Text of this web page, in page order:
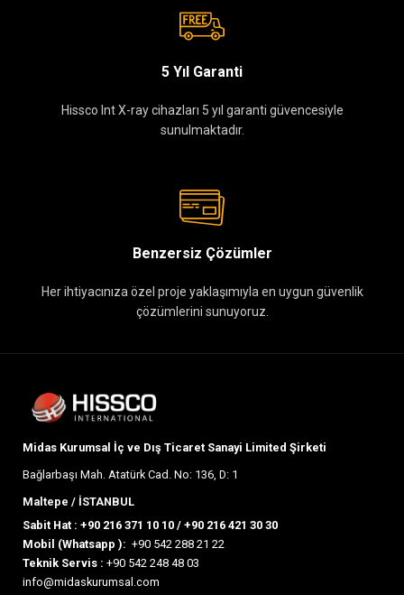
5 Yıl Garanti
Hissco Int X-ray cihazları 5 yıl garanti güvencesiyle
sunulmaktadır.
Benzersiz Çözümler
Her ihtiyacınıza özel proje yaklaşımıyla en uygun güvenlik
çözümlerini sunuyoruz.
Midas Kurumsal İç ve Dış Ticaret Sanayi Limited Şirketi
Bağlarbaşı Mah. Atatürk Cad. No: 136, D: 1
Maltepe / İSTANBUL
Sabit Hat :+90 216 371 10 10 /+90 216 421 30 30
Mobil (Whatsapp ): +90 542 288 21 22
Teknik Servis : +90 542 248 48 03
info@midaskurumsal.com